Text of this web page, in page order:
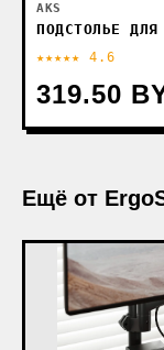
AKS
ПОДСТОЛЬЕ
★★★★★ 4.6
319.50
Ещё от